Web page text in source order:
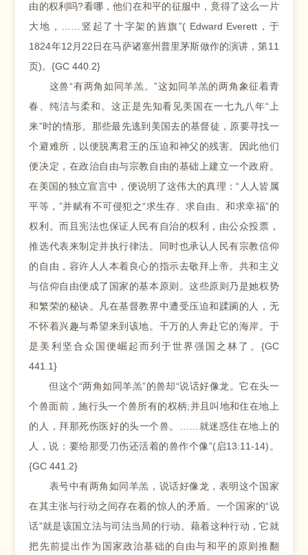
由的权利吗?看哪，他们在和平的征服中，竟得了这么一片
大地，……竖起了十字架的旌旗”( Edward Everett，于
1824年12月22日在马萨诸塞州普里茅斯做作的演讲，第11
页)。{GC 440.2}
这兽“有两角如同羊羔。”这如同羊羔的两角象征着青
春、纯洁与柔和。这正是先知看见美国在一七九八年“上
来”时的情形。那些最先逃到美国去的基督徒，原要寻找一
个避难所，以便脱离君王的压迫和神父的残害。因此他们
便决定，在政治自由与宗教自由的基础上建立一个政府。
在美国的独立宣言中，便说明了这伟大的真理：“人人皆属
平等，”并赋有不可侵犯之“求生存、求自由、和求幸福”的
权利。而且宪法也保证人民有自治的权利，由公众投票，
推选代表来制定并执行律法。同时也承认人民有宗教信仰
的自由，容许人人本着良心的指示去敬拜上帝。共和主义
与信仰自由便成了国家的基本原则。这些原则乃是她权势
和繁荣的秘诀。凡在基督教界中遭受压迫和蹂躏的人，无
不怀着兴趣与希望来到该地。千万的人奔赴它的海岸。于
是美利坚合众国便崛起而列于世界强国之林了。{GC
441.1}
但这个“两角如同羊羔”的兽却“说话好像龙。它在头一
个兽面前，施行头一个兽所有的权柄;并且叫地和住在地上
的人，拜那死伤医好的头一个兽。……就迷惑住在地上的
人，说：要给那受刀伤还活着的兽作个像”(启13:11-14)。
{GC 441.2}
表号中有两角如同羊羔，说话好像龙，表明这个国家
在其主张与行动之间存在着的惊人的矛盾。一个国家的“说
话”就是该国立法与司法当局的行动。藉着这种行动，它就
把先前提出作为国家政治基础的自由与和平的原则推翻